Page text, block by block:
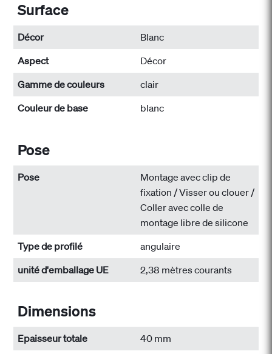
Surface
Décor
Blanc
Aspect
Décor
Gamme de couleurs
clair
Couleur de base
blanc
Pose
Pose
Montage avec clip de
fixation / Visser ou clouer /
Coller avec colle de
montage libre de silicone
Type de profilé
angulaire
unité d'emballage UE
2,38 mètres courants
Dimensions
Epaisseur totale
40 mm